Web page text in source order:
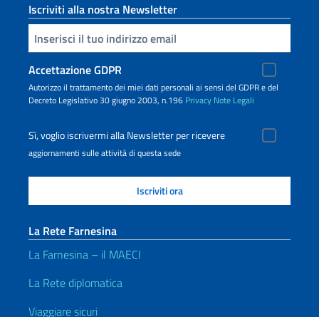
Iscriviti alla nostra Newsletter
Inserisci la tua email
Accettazione GDPR
Autorizzo il trattamento dei miei dati personali ai sensi del GDPR e del
Decreto Legislativo 30 giugno 2003, n.196 Privacy Note Legali
Sì, voglio iscrivermi alla Newsletter per ricevere
aggiornamenti sulle attività di questa sede
La Rete Farnesina
La Farnesina – il MAECI
La Rete diplomatica
Viaggiare sicuri